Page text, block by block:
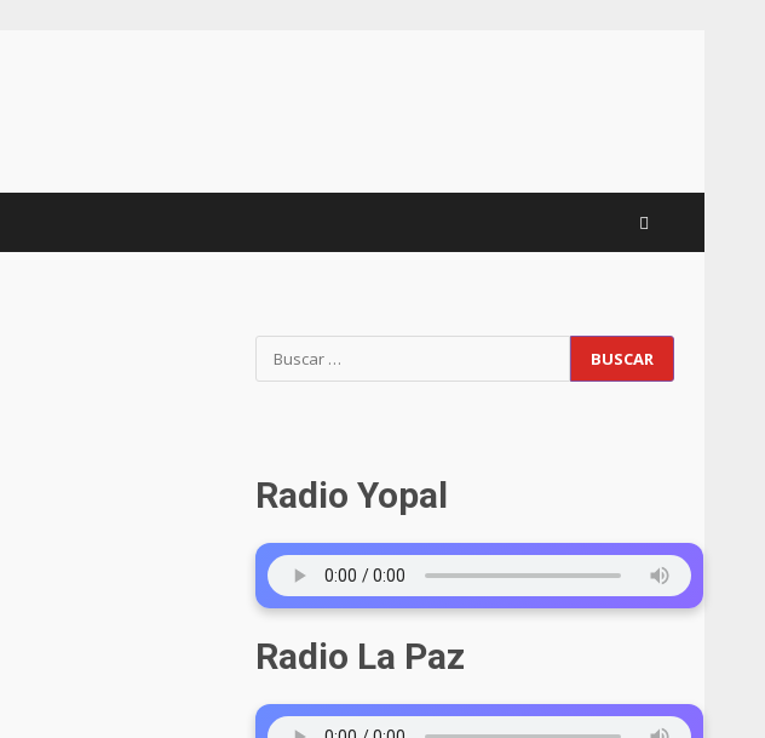
Buscar:
Radio Yopal
Radio La Paz